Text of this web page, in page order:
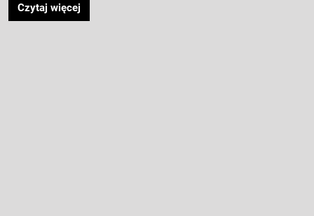
Czytaj więcej